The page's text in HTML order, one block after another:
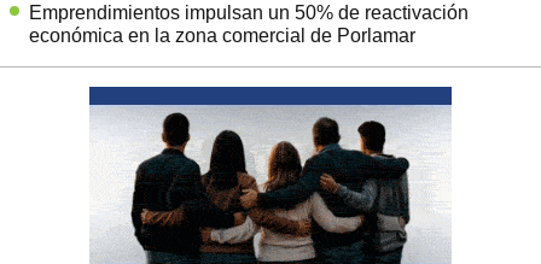
Emprendimientos impulsan un 50% de reactivación
económica en la zona comercial de Porlamar